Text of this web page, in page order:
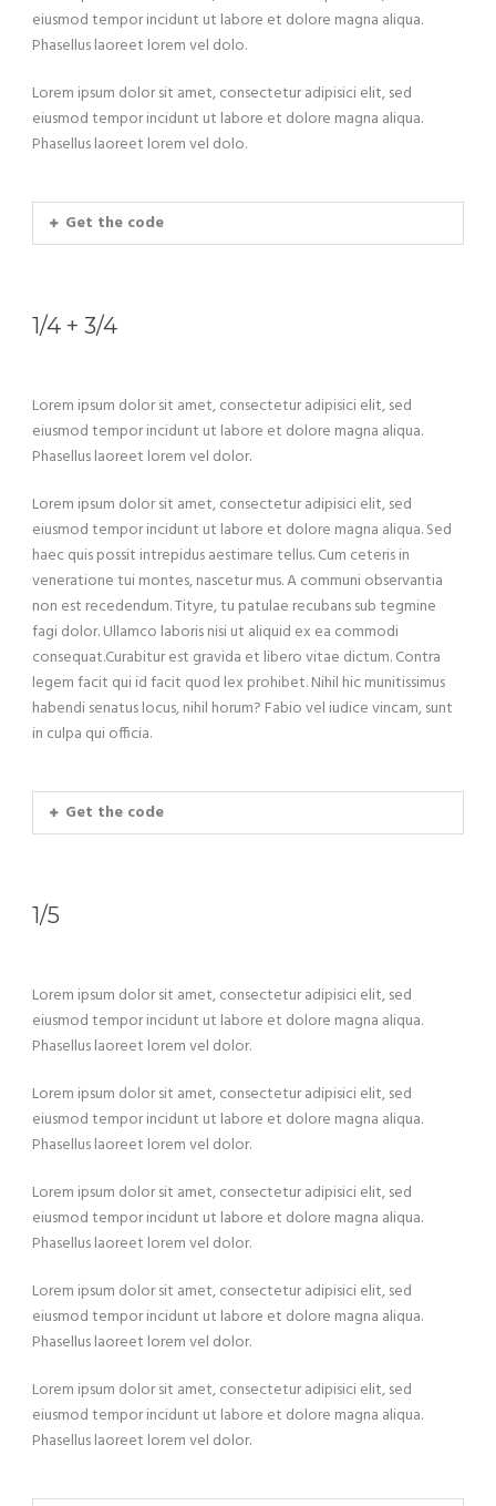
eiusmod tempor incidunt ut labore et dolore magna aliqua.
Phasellus laoreet lorem vel dolo.
Lorem ipsum dolor sit amet, consectetur adipisici elit, sed
eiusmod tempor incidunt ut labore et dolore magna aliqua.
Phasellus laoreet lorem vel dolo.
Get the code
1/4 + 3/4
Lorem ipsum dolor sit amet, consectetur adipisici elit, sed
eiusmod tempor incidunt ut labore et dolore magna aliqua.
Phasellus laoreet lorem vel dolor.
Lorem ipsum dolor sit amet, consectetur adipisici elit, sed
eiusmod tempor incidunt ut labore et dolore magna aliqua. Sed
haec quis possit intrepidus aestimare tellus. Cum ceteris in
veneratione tui montes, nascetur mus. A communi observantia
non est recedendum. Tityre, tu patulae recubans sub tegmine
fagi dolor. Ullamco laboris nisi ut aliquid ex ea commodi
consequat.Curabitur est gravida et libero vitae dictum. Contra
legem facit qui id facit quod lex prohibet. Nihil hic munitissimus
habendi senatus locus, nihil horum? Fabio vel iudice vincam, sunt
in culpa qui officia.
Get the code
1/5
Lorem ipsum dolor sit amet, consectetur adipisici elit, sed
eiusmod tempor incidunt ut labore et dolore magna aliqua.
Phasellus laoreet lorem vel dolor.
Lorem ipsum dolor sit amet, consectetur adipisici elit, sed
eiusmod tempor incidunt ut labore et dolore magna aliqua.
Phasellus laoreet lorem vel dolor.
Lorem ipsum dolor sit amet, consectetur adipisici elit, sed
eiusmod tempor incidunt ut labore et dolore magna aliqua.
Phasellus laoreet lorem vel dolor.
Lorem ipsum dolor sit amet, consectetur adipisici elit, sed
eiusmod tempor incidunt ut labore et dolore magna aliqua.
Phasellus laoreet lorem vel dolor.
Lorem ipsum dolor sit amet, consectetur adipisici elit, sed
eiusmod tempor incidunt ut labore et dolore magna aliqua.
Phasellus laoreet lorem vel dolor.